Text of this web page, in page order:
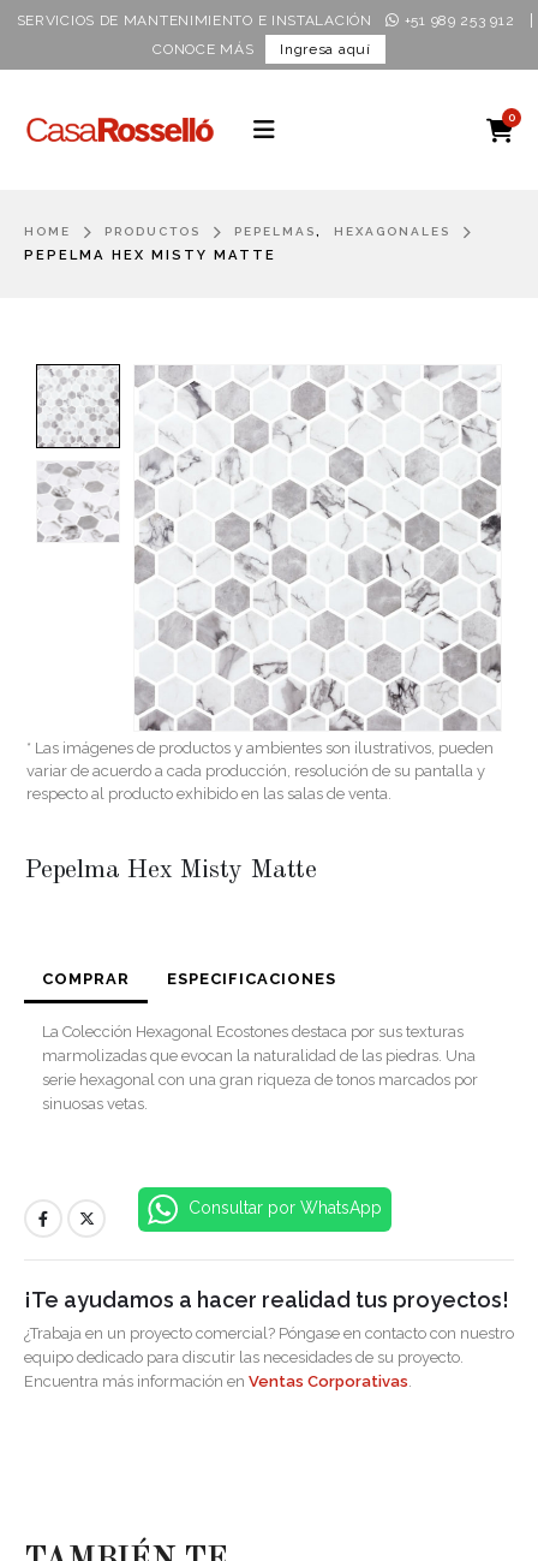
SERVICIOS DE MANTENIMIENTO E INSTALACIÓN +51 989 253 912
CONOCE MÁS Ingresa aquí
0
HOME PRODUCTOS PEPELMAS, HEXAGONALES
PEPELMA HEX MISTY MATTE
* Las imágenes de productos y ambientes son ilustrativos, pueden
variar de acuerdo a cada producción, resolución de su pantalla y
respecto al producto exhibido en las salas de venta.
Pepelma Hex Misty Matte
COMPRAR ESPECIFICACIONES
La Colección Hexagonal Ecostones destaca por sus texturas
marmolizadas que evocan la naturalidad de las piedras. Una
serie hexagonal con una gran riqueza de tonos marcados por
sinuosas vetas.
Consultar por WhatsApp
¡Te ayudamos a hacer realidad tus proyectos!
¿Trabaja en un proyecto comercial? Póngase en contacto con nuestro
equipo dedicado para discutir las necesidades de su proyecto.
Encuentra más información en Ventas Corporativas.